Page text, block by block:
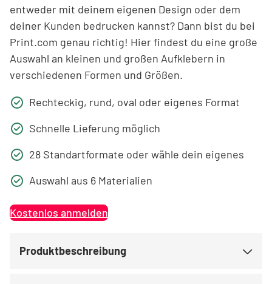
entweder mit deinem eigenen Design oder dem
deiner Kunden bedrucken kannst? Dann bist du bei
Print.com genau richtig! Hier findest du eine große
Auswahl an kleinen und großen Aufklebern in
verschiedenen Formen und Größen.
Rechteckig, rund, oval oder eigenes Format
Schnelle Lieferung möglich
28 Standartformate oder wähle dein eigenes
Auswahl aus 6 Materialien
Kostenlos anmelden
Produktbeschreibung